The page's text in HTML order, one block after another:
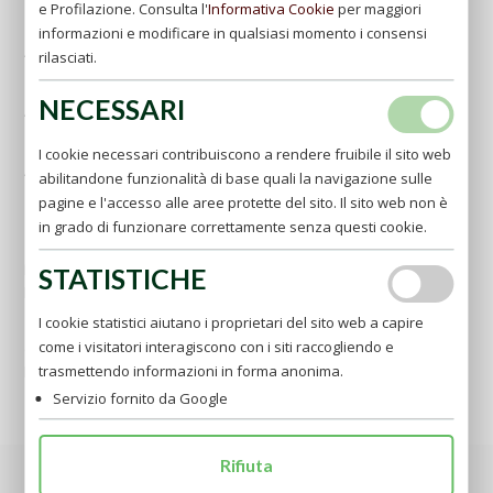
"Aereoporto Internazionale di Capodichino"
Aeroporto di Pescara -
Aeroporto di Bari -www.aeroportidipuglia.it
Aeroporti di Milano -
http://www.sea-aeroportimilano.it
"Aereoporto Internazionale Malpensa"
"Aereoporto Internazionale Linate"
In treno
La stazione ferroviaria più vicina è quella di Foggia.
per gli orari consultare il sito
In autobus
con i mezzi delle Autolinee Sita(0881/773117)
per gli orari consultare il sitowww.sitabus.it
e Profilazione. Consulta l'Informativa Cookie per maggiori
informazioni e modificare in qualsiasi momento i consensi
rilasciati.
NECESSARI
I cookie necessari contribuiscono a rendere fruibile il sito web
abilitandone funzionalità di base quali la navigazione sulle
pagine e l'accesso alle aree protette del sito. Il sito web non è
in grado di funzionare correttamente senza questi cookie.
STATISTICHE
I cookie statistici aiutano i proprietari del sito web a capire
come i visitatori interagiscono con i siti raccogliendo e
trasmettendo informazioni in forma anonima.
Servizio fornito da Google
Rifiuta